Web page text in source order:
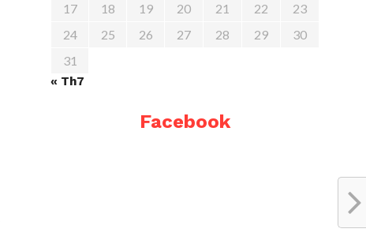
17
18 19 20 21 22
23
24
25 26 27 28 29
30
31
« Th7
Facebook